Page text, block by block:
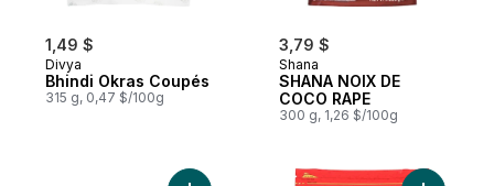
1,49 $
Divya
Bhindi Okras Coupés
315 g, 0,47 $/100g
3,79 $
Shana
SHANA NOIX DE
COCO RAPE
300 g, 1,26 $/100g